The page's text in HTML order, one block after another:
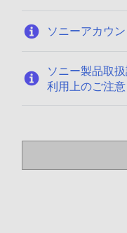
ソニーアカウ
ソニー製品取
利用上のご注意